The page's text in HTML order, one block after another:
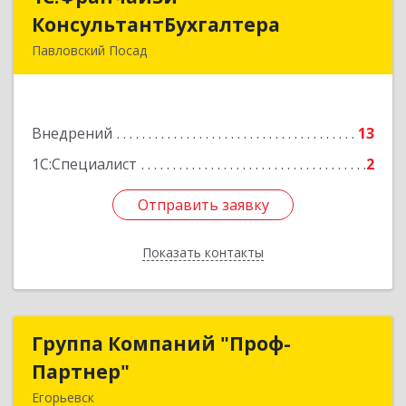
КонсультантБухгалтера
Павловский Посад
Внедрений
13
1С:Специалист
2
Отправить заявку
Показать контакты
КонсультантБухгалтера
Подробнее
Отправить заявку
Назад
Группа Компаний "Проф-
Партнер"
Егорьевск
Группа Компаний "Проф-